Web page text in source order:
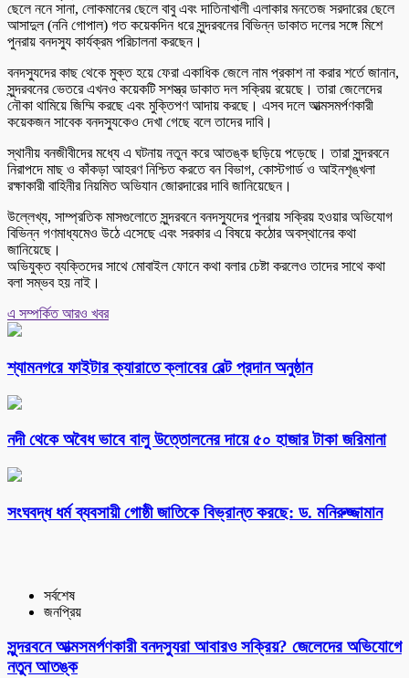
ছেলে ননে সানা, লোকমানের ছেলে বাবু এবং দাতিনাখালী এলাকার মনতেজ সরদারের ছেলে
আসাদুল (ননি গোপাল) গত কয়েকদিন ধরে সুন্দরবনের বিভিন্ন ডাকাত দলের সঙ্গে মিশে
পুনরায় বনদস্যু কার্যক্রম পরিচালনা করছেন।
বনদস্যুদের কাছ থেকে মুক্ত হয়ে ফেরা একাধিক জেলে নাম প্রকাশ না করার শর্তে জানান,
সুন্দরবনের ভেতরে এখনও কয়েকটি সশস্ত্র ডাকাত দল সক্রিয় রয়েছে। তারা জেলেদের
নৌকা থামিয়ে জিম্মি করছে এবং মুক্তিপণ আদায় করছে। এসব দলে আত্মসমর্পণকারী
কয়েকজন সাবেক বনদস্যুকেও দেখা গেছে বলে তাদের দাবি।
স্থানীয় বনজীবীদের মধ্যে এ ঘটনায় নতুন করে আতঙ্ক ছড়িয়ে পড়েছে। তারা সুন্দরবনে
নিরাপদে মাছ ও কাঁকড়া আহরণ নিশ্চিত করতে বন বিভাগ, কোস্টগার্ড ও আইনশৃঙ্খলা
রক্ষাকারী বাহিনীর নিয়মিত অভিযান জোরদারের দাবি জানিয়েছেন।
উল্লেখ্য, সাম্প্রতিক মাসগুলোতে সুন্দরবনে বনদস্যুদের পুনরায় সক্রিয় হওয়ার অভিযোগ
বিভিন্ন গণমাধ্যমেও উঠে এসেছে এবং সরকার এ বিষয়ে কঠোর অবস্থানের কথা
জানিয়েছে।
অভিযুক্ত ব্যক্তিদের সাথে মোবাইল ফোনে কথা বলার চেষ্টা করলেও তাদের সাথে কথা
বলা সম্ভব হয় নাই।
এ সম্পর্কিত আরও খবর
শ্যামনগরে ফাইটার ক্যারাতে ক্লাবের বেল্ট প্রদান অনুষ্ঠান
নদী থেকে অবৈধ ভাবে বালু উত্তোলনের দায়ে ৫০ হাজার টাকা জরিমানা
সংঘবদ্ধ ধর্ম ব্যবসায়ী গোষ্ঠী জাতিকে বিভ্রান্ত করছে: ড. মনিরুজ্জামান
সর্বশেষ
জনপ্রিয়
সুন্দরবনে আত্মসমর্পণকারী বনদস্যুরা আবারও সক্রিয়? জেলেদের অভিযোগে
নতুন আতঙ্ক